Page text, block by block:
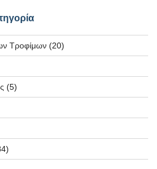
Τροφίμων (20)
(5)